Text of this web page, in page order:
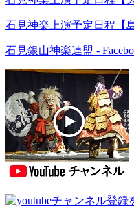
石見神楽上演予定日程【
石見銀山神楽連盟 -